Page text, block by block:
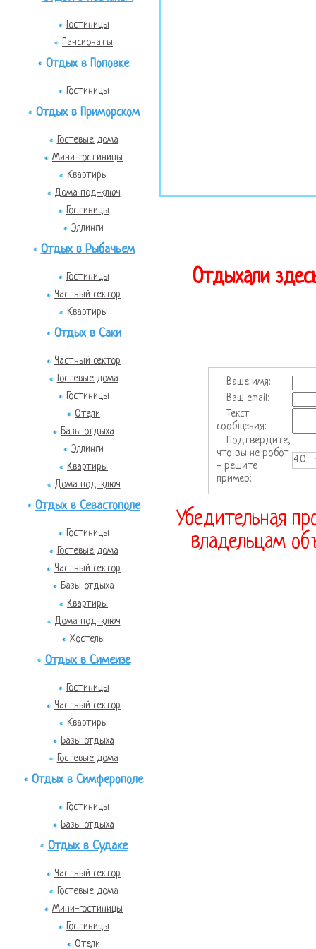
Гостиницы
Пансионаты
Отдых в Поповке
Гостиницы
Отдых в Приморском
Гостевые дома
Мини-гостиницы
Квартиры
Дома под-ключ
Гостиницы
Эллинги
Отдых в Рыбачьем
Гостиницы
Частный сектор
Квартиры
Отдых в Саки
Частный сектор
Гостевые дома
Гостиницы
Отели
Базы отдыха
Эллинги
Квартиры
Дома под-ключ
Отдых в Севастополе
Гостиницы
Гостевые дома
Частный сектор
Базы отдыха
Квартиры
Дома под-ключ
Хостелы
Отдых в Симеизе
Гостиницы
Частный сектор
Квартиры
Базы отдыха
Гостевые дома
Отдых в Симферополе
Гостиницы
Базы отдыха
Отдых в Судаке
Частный сектор
Гостевые дома
Мини-гостиницы
Гостиницы
Отели
Отдыхали
Ваше имя:
Ваш email:
Текст
сообщения:
Подтвердите,
что вы не робот
- решите
пример:
40
Убедительная
владельцам